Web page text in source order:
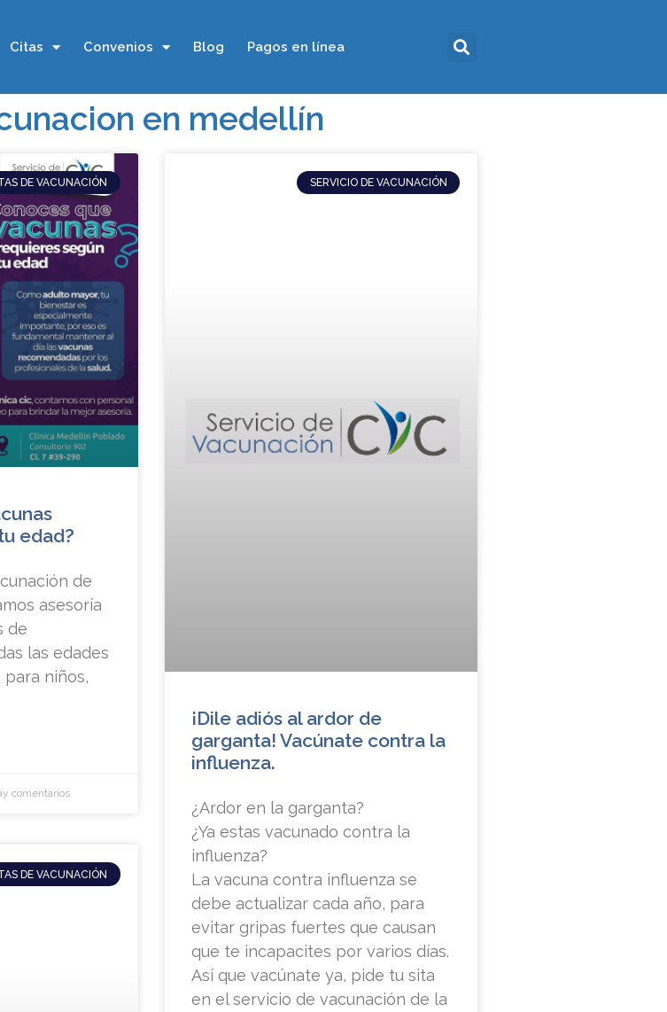
Citas Convenios Blog Pagos en línea
en medellín
DE VACUNACIÓN
edad?
de
asesoría
de
las edades
niños,
comentarios
SERVICIO DE VACUNACIÓN
¡Dile adiós al ardor de
garganta! Vacúnate contra la
influenza.
¿Ardor en la garganta?
¿Ya estas vacunado contra la
influenza?
La vacuna contra influenza se
debe actualizar cada año, para
evitar gripas fuertes que causan
que te incapacites por varios días.
Así que vacúnate ya, pide tu sita
en el servicio de vacunación de la
DE VACUNACIÓN